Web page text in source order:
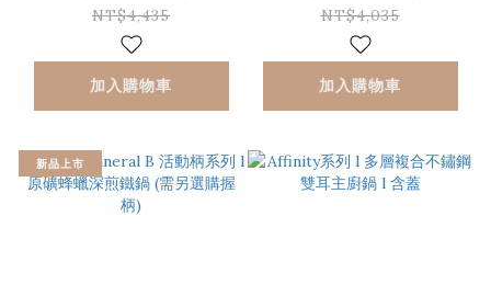
NT$4,435
加入購物車
NT$4,035
加入購物車
新品上市